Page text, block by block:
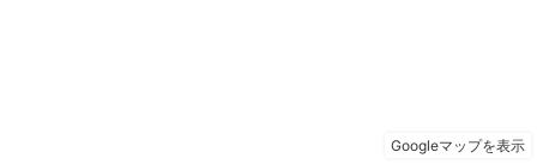
Googleマップを表示